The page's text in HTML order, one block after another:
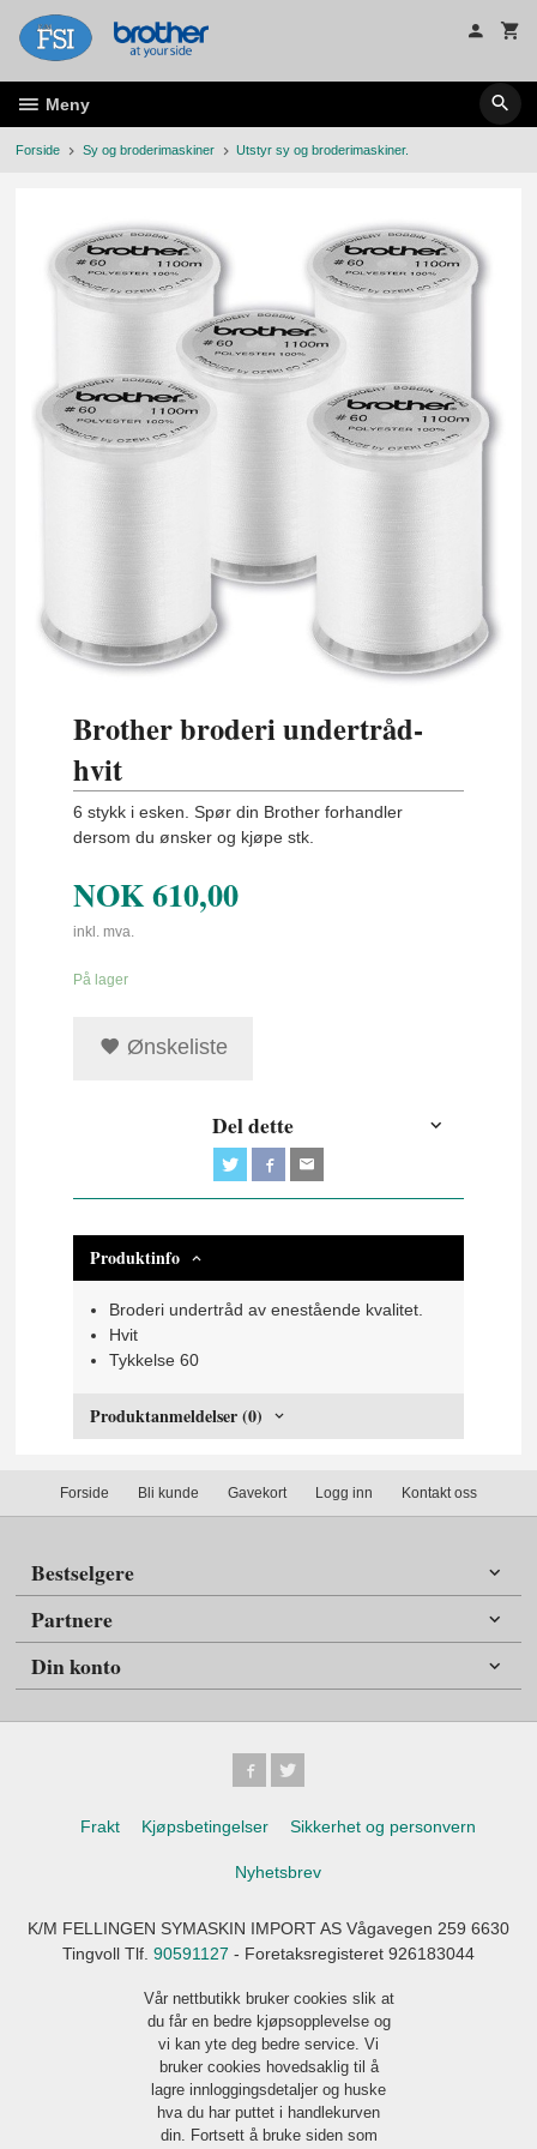
innholdet
Meny
Forside Sy og broderimaskiner Utstyr sy og broderimaskiner.
Brother broderi undertråd-
hvit
6 stykk i esken. Spør din Brother forhandler
dersom du ønsker og kjøpe stk.
NOK610,00
inkl. mva.
På lager
Ønskeliste
Del dette
Produktinfo
Broderi undertråd av enestående kvalitet.
Hvit
Tykkelse 60
Produktanmeldelser (0)
Forside Bli kunde Gavekort Logg inn Kontakt oss
Bestselgere
Partnere
Din konto
Frakt Kjøpsbetingelser Sikkerhet og personvern
Nyhetsbrev
K/M FELLINGEN SYMASKIN IMPORT AS Vågavegen 259 6630
Tingvoll Tlf. 90591127 - Foretaksregisteret 926183044
Vår nettbutikk bruker cookies slik at
du får en bedre kjøpsopplevelse og
vi kan yte deg bedre service. Vi
bruker cookies hovedsaklig til å
lagre innloggingsdetaljer og huske
hva du har puttet i handlekurven
din. Fortsett å bruke siden som